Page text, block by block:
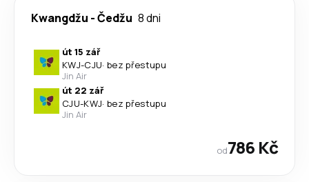
Kwangdžu -Čedžu 8 dni
út 15 zář
KWJ-CJU· bez přestupu
Jin Air
út 22 zář
CJU-KWJ· bez přestupu
Jin Air
od786 Kč